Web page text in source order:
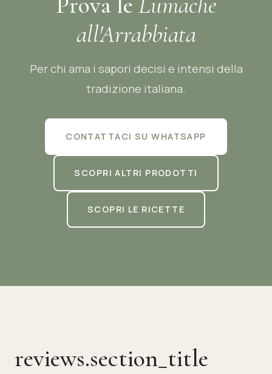
all'Arrabbiata
Per chi ama i sapori decisi e intensi della
tradizione italiana.
CONTATTACI SU WHATSAPP
SCOPRI ALTRI PRODOTTI
SCOPRI LE RICETTE
reviews.section_title
🇮🇹
Italiano
🇬🇧
English
🇨🇳 🇯🇵